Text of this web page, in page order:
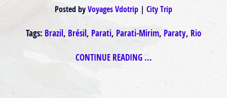
Posted byVoyages Vdotrip City Trip
Tags: Brazil, Brésil, Parati, Parati-Mirim, Paraty, Rio
CONTINUE READING ...